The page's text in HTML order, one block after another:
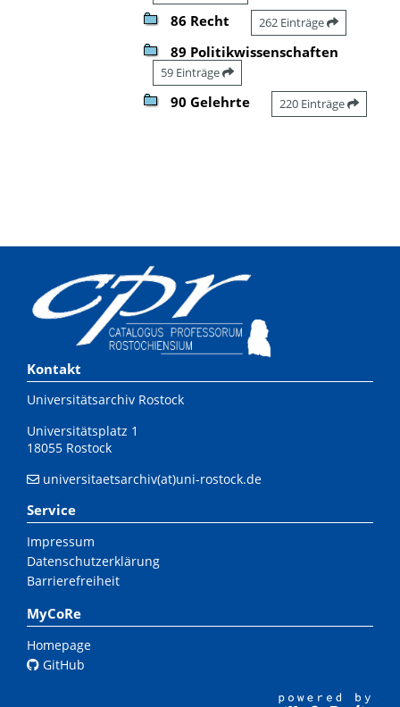
86 Recht 262 Einträge
89 Politikwissenschaften
59 Einträge
90 Gelehrte 220 Einträge
Kontakt
Universitätsarchiv Rostock
Universitätsplatz 1
18055 Rostock
universitaetsarchiv(at)uni-rostock.de
Service
Impressum
Datenschutzerklärung
Barrierefreiheit
MyCoRe
Homepage
GitHub